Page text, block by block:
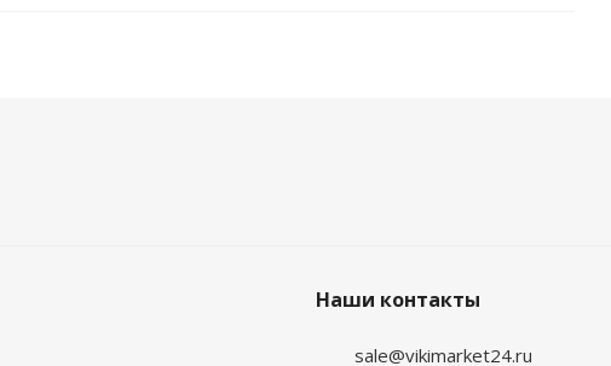
Наши контакты
sale@vikimarket24.ru